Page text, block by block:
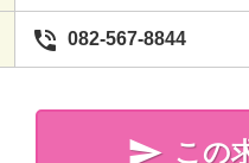
 082-567-8844
 この